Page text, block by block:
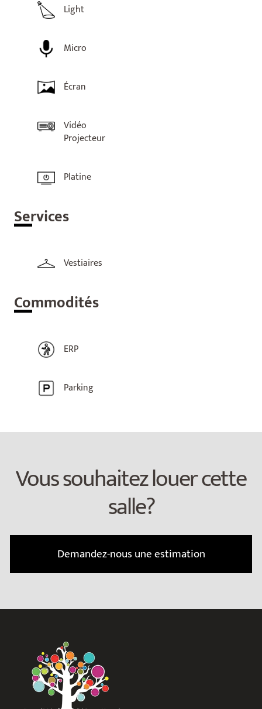
Light
Micro
Écran
Vidéo
Projecteur
Platine
Services
Vestiaires
Commodités
ERP
Parking
Vous souhaitez louer cette
salle?
Demandez-nous une estimation